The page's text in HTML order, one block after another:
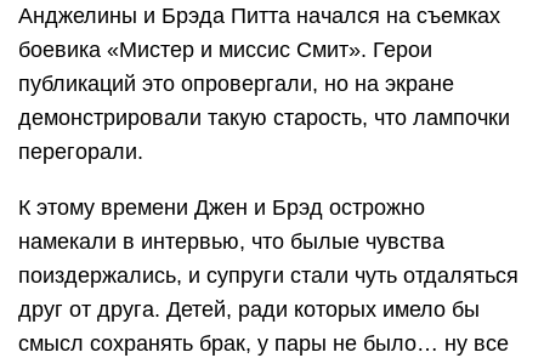
Анджелины и Брэда Питта начался на съемках
боевика «Мистер и миссис Смит». Герои
публикаций это опровергали, но на экране
демонстрировали такую старость, что лампочки
перегорали.
К этому времени Джен и Брэд острожно
намекали в интервью, что былые чувства
поиздержались, и супруги стали чуть отдаляться
друг от друга. Детей, ради которых имело бы
смысл сохранять брак, у пары не было… ну все